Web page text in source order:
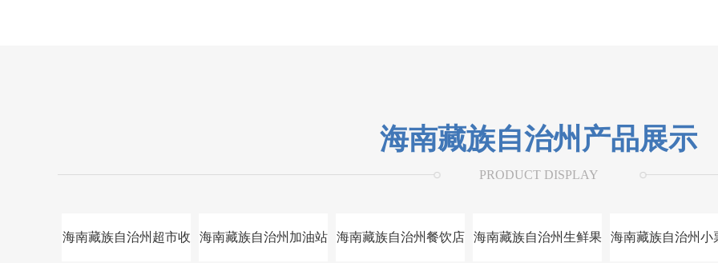
海南藏族自治州产品展示
PRODUCT DISPLAY
海南藏族自治州超市收 海南藏族自治州加油站 海南藏族自治州餐饮店 海南藏族自治州生鲜果 海南藏族自治州小